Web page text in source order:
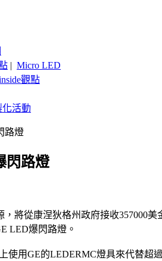
| Micro LED
觀點
化活動
路燈
閃路燈
將從康涅狄格州政府接收357000
LED爆閃路燈。
用GE的LEDERMC燈具來代替超